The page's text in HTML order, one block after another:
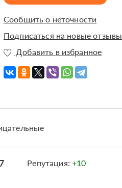
Сообщить о неточности
Подписаться на новые отзывы
Добавить в избранное
Репутация:+10